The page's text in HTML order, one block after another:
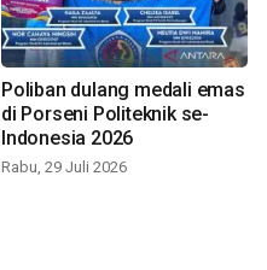
Poliban dulang medali emas
di Porseni Politeknik se-
Indonesia 2026
Rabu, 29 Juli 2026